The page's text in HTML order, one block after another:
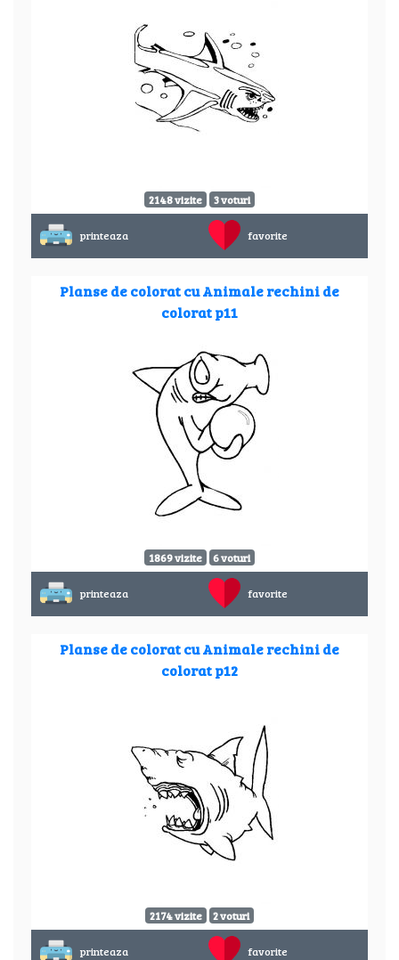
2148 vizite 3 voturi
printeaza favorite
Planse de colorat cu Animale rechini de
colorat p11
1869 vizite 6 voturi
printeaza favorite
Planse de colorat cu Animale rechini de
colorat p12
2174 vizite 2 voturi
printeaza favorite